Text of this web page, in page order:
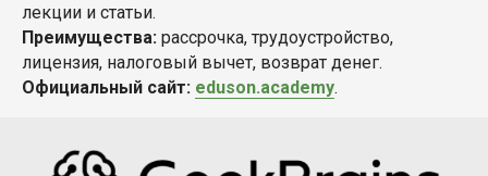
лекции и статьи.
Преимущества: рассрочка, трудоустройство,
лицензия, налоговый вычет, возврат денег.
Официальный сайт: eduson.academy.